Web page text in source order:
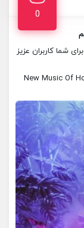
0
شما کاربران عزیز
New Music Of